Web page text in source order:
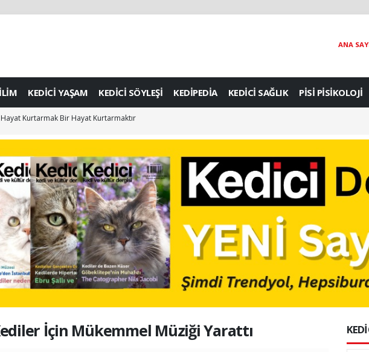
ANA
KEDİCİ YAŞAM KEDİCİ SÖYLEŞİ KEDİPEDİA KEDİCİ SAĞLIK PİSİ PİSİKOLOJİ
Kurtarmak Bir Hayat Kurtarmaktır
İçin Mükemmel Müziği Yarattı